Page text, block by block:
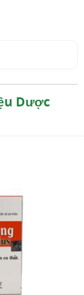
Dược